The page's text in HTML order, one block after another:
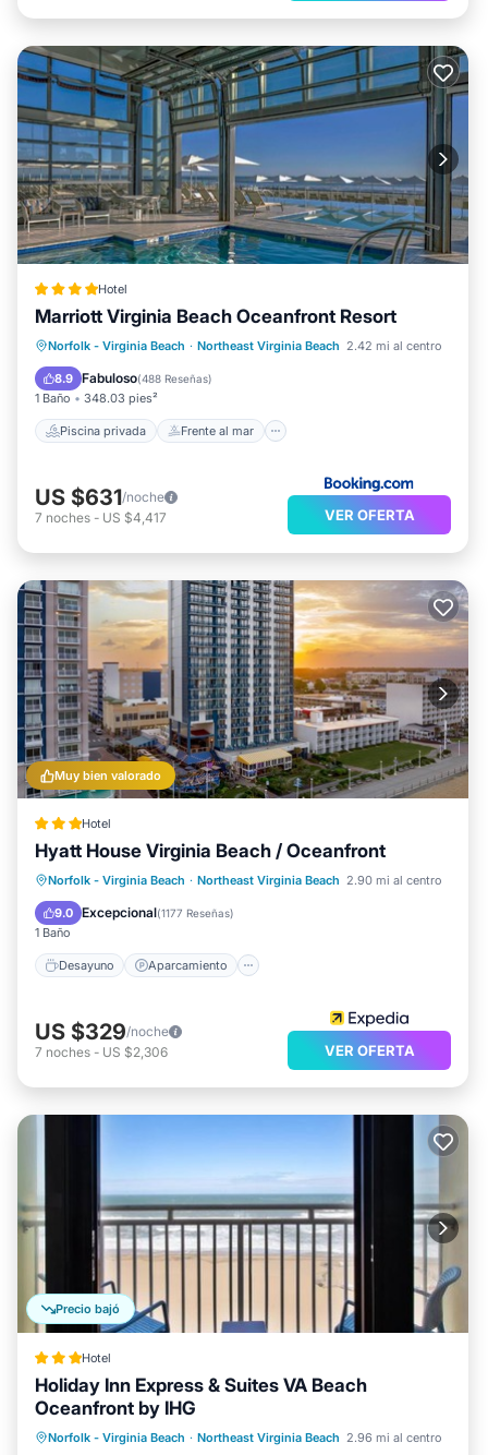
Hotel
Marriott Virginia Beach Oceanfront Resort
Norfolk - Virginia Beach · Northeast Virginia Beach 2.42 mi al centro
8.9 Fabuloso(488 Reseñas)
1 Baño 348.03 pies²
Piscina privada Frente al mar
Piscina privada
Frente al mar
Estación de carga para vehículos eléctricos
Aparcamiento
US $631/noche
7 noches - US $4,417 VER OFERTA
Muy bien valorado
Hotel
Hyatt House Virginia Beach / Oceanfront
Norfolk - Virginia Beach · Northeast Virginia Beach 2.90 mi al centro
9.0 Excepcional(1177 Reseñas)
1 Baño
Desayuno Aparcamiento
Desayuno Aparcamiento
Piscina
Cocina
US $329/noche
7 noches - US $2,306 VER OFERTA
Precio bajó
Hotel
Holiday Inn Express & Suites VA Beach
Oceanfront by IHG
Norfolk - Virginia Beach · Northeast Virginia Beach 2.96 mi al centro
Piscina privada
Frente al mar